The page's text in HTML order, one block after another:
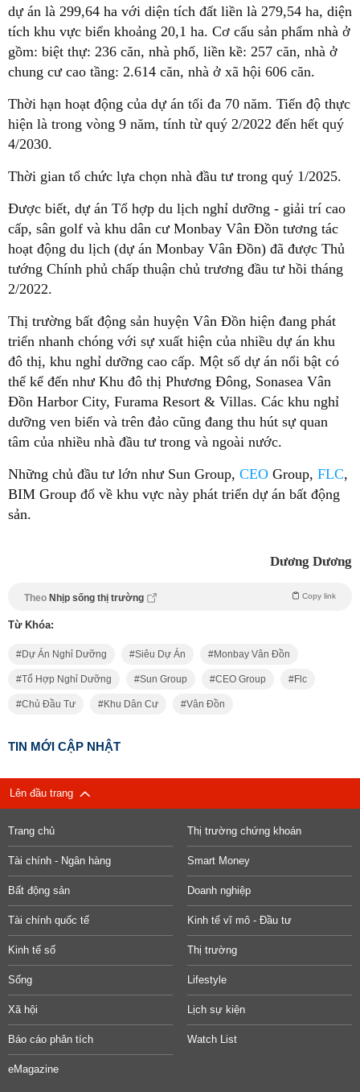
dự án là 299,64 ha với diện tích đất liền là 279,54 ha, diện
tích khu vực biển khoảng 20,1 ha. Cơ cấu sản phẩm nhà ở
gồm: biệt thự: 236 căn, nhà phố, liền kề: 257 căn, nhà ở
chung cư cao tầng: 2.614 căn, nhà ở xã hội 606 căn.
Thời hạn hoạt động của dự án tối đa 70 năm. Tiến độ thực
hiện là trong vòng 9 năm, tính từ quý 2/2022 đến hết quý
4/2030.
Thời gian tổ chức lựa chọn nhà đầu tư trong quý 1/2025.
Được biết, dự án Tổ hợp du lịch nghỉ dưỡng - giải trí cao
cấp, sân golf và khu dân cư Monbay Vân Đồn tương tác
hoạt động du lịch (dự án Monbay Vân Đồn) đã được Thủ
tướng Chính phủ chấp thuận chủ trương đầu tư hồi tháng
2/2022.
Thị trường bất động sản huyện Vân Đồn hiện đang phát
triển nhanh chóng với sự xuất hiện của nhiều dự án khu
đô thị, khu nghỉ dưỡng cao cấp. Một số dự án nổi bật có
thể kể đến như Khu đô thị Phương Đông, Sonasea Vân
Đồn Harbor City, Furama Resort & Villas. Các khu nghỉ
dưỡng ven biển và trên đảo cũng đang thu hút sự quan
tâm của nhiều nhà đầu tư trong và ngoài nước.
Những chủ đầu tư lớn như Sun Group, CEO Group, FLC,
BIM Group đổ về khu vực này phát triển dự án bất động
sản.
Dương Dương
Theo Nhịp sống thị trường Copy link
Từ Khóa:
Dự Án Nghỉ Dưỡng Siêu Dự Án Monbay Vân Đồn
Tổ Hợp Nghỉ Dưỡng Sun Group CEO Group Flc
Chủ Đầu Tư Khu Dân Cư Vân Đồn
TIN MỚI CẬP NHẬT
Lên đầu trang
Trang chủ Thị trường chứng khoán
Tài chính - Ngân hàng Smart Money
Bất động sản Doanh nghiệp
Tài chính quốc tế Kinh tế vĩ mô - Đầu tư
Kinh tế số Thị trường
Sống Lifestyle
Xã hội Lịch sự kiện
Báo cáo phân tích Watch List
eMagazine